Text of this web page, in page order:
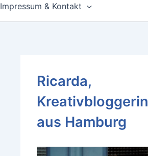
Impressum & Kontakt
Ricarda,
Kreativbloggerin
aus Hamburg